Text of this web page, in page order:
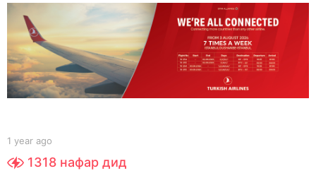
r
a
b
S
1 year ago
y
e
1318 нафар дид